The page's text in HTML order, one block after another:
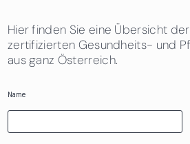
Das sind wir
News & Events
Hier finden Sie eine Übersicht
zertifizierten Gesundheits- und
aus ganz Österreich.
Name